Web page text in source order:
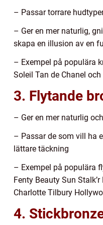
– Passar torrare
– Ger en mer naturlig,
skapa en illusion av en
– Exempel på populära
Soleil Tan de Chanel
3. Flytande
– Ger en mer naturlig
– Passar de som vill ha
lättare täckning
– Exempel på populära
Fenty Beauty Sun
Charlotte Tilbury
4.